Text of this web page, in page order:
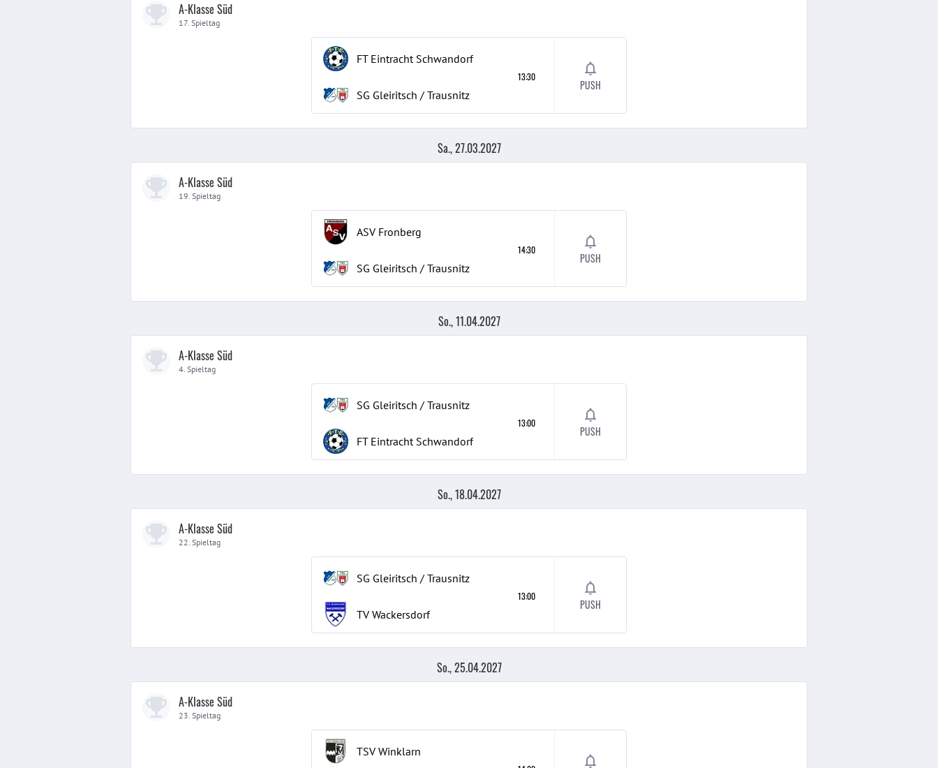
A-Klasse Süd
17. Spieltag
FT Eintracht Schwandorf
SG Gleiritsch / Trausnitz
13:30
PUSH
Sa., 27.03.2027
A-Klasse Süd
19. Spieltag
ASV Fronberg
SG Gleiritsch / Trausnitz
14:30
PUSH
So., 11.04.2027
A-Klasse Süd
4. Spieltag
SG Gleiritsch / Trausnitz
FT Eintracht Schwandorf
13:00
PUSH
So., 18.04.2027
A-Klasse Süd
22. Spieltag
SG Gleiritsch / Trausnitz
TV Wackersdorf
13:00
PUSH
So., 25.04.2027
A-Klasse Süd
23. Spieltag
TSV Winklarn